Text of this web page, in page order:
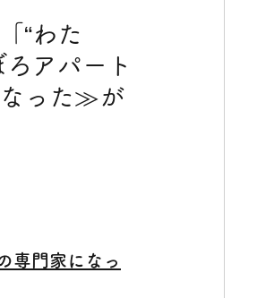
“わた
アパート
なった≫が
専門家になっ